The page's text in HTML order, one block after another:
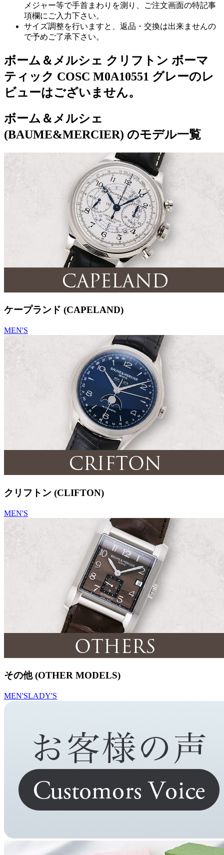
メジャー等で手首まわりを測り、ご注文画面の特記事
項欄にご入力下さい。
サイズ調整を行いますと、返品・交換は出来ませんの
で予めご了承下さい。
ボーム＆メルシェ クリフトン ボーマ
ティック COSC M0A10551 グレーのレ
ビューはございません。
ボーム＆メルシェ
(BAUME&MERCIER) のモデル一覧
ケープランド (CAPELAND)
MEN'S
クリフトン (CLIFTON)
MEN'S
その他 (OTHER MODELS)
MEN'SLADY'S